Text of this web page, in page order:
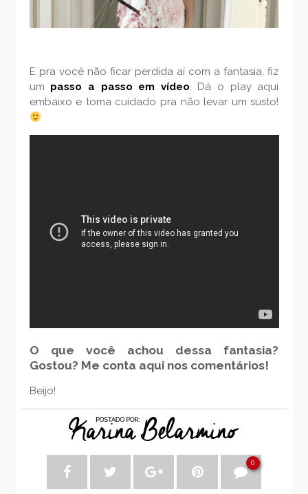
E pra você não ficar perdida aí com a fantasia, fiz
um passo a passo em vídeo. Dá o play aqui
embaixo e toma cuidado pra não levar um susto!
O que você achou dessa fantasia?
Gostou? Me conta aqui nos comentários!
Beijo!
6